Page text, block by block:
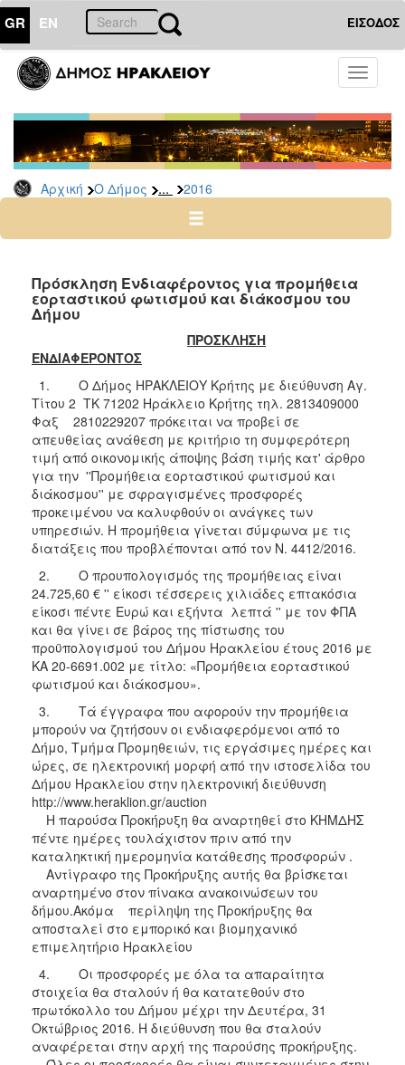
GR EN ΕΙΣΟΔΟΣ
Toggle
Αρχική Ο Δήμος ... 2016
ΔΗΜΟΣ
Διακηρύξεις
Δημοπρασίες
Αρχείο
2025
2023
2022
2019
2018
2017
2016
2015
2013
ΤΟΠΟΣ
ΠΟΛΙΤΙΣΜΟΣ
ΑΝΘΕΚΤΙΚΗ
ΠΟΛΗ
Πρόσκληση Ενδιαφέροντος για προμήθεια
εορταστικού φωτισμού και διάκοσμου του
Δήμου
ΠΡΟΣΚΛΗΣΗ
ΕΝΔΙΑΦΕΡΟΝΤΟΣ
1. Ο Δήμος ΗΡΑΚΛΕΙΟΥ Κρήτης με διεύθυνση Αγ.
Τίτου 2 ΤΚ 71202 Ηράκλειο Κρήτης τηλ. 2813409000
Φαξ 2810229207 πρόκειται να προβεί σε
απευθείας ανάθεση με κριτήριο τη συμφερότερη
τιμή από οικονομικής άποψης βάση τιμής κατ' άρθρο
για την ''Προμήθεια εορταστικού φωτισμού και
διάκοσμου'' με σφραγισμένες προσφορές
προκειμένου να καλυφθούν οι ανάγκες των
υπηρεσιών. Η προμήθεια γίνεται σύμφωνα με τις
διατάξεις που προβλέπονται από τον Ν. 4412/2016.
2. Ο προυπολογισμός της προμήθειας είναι
24.725,60 € '' είκοσι τέσσερεις χιλιάδες επτακόσια
είκοσι πέντε Ευρώ και εξήντα λεπτά '' με τον ΦΠΑ
και θα γίνει σε βάρος της πίστωσης του
προϋπολογισμού του Δήμου Ηρακλείου έτους 2016 με
ΚΑ 20-6691.002 με τίτλο: «Προμήθεια εορταστικού
φωτισμού και διάκοσμου».
3. Τά έγγραφα που αφορούν την προμήθεια
μπορούν να ζητήσουν οι ενδιαφερόμενοι από το
Δήμο, Τμήμα Προμηθειών, τις εργάσιμες ημέρες και
ώρες, σε ηλεκτρονική μορφή από την ιστοσελίδα του
Δήμου Ηρακλείου στην ηλεκτρονική διεύθυνση
http://www.heraklion.gr/auction
Η παρούσα Προκήρυξη θα αναρτηθεί στο ΚΗΜΔΗΣ
πέντε ημέρες τουλάχιστον πριν από την
καταληκτική ημερομηνία κατάθεσης προσφορών .
Αντίγραφο της Προκήρυξης αυτής θα βρίσκεται
αναρτημένο στον πίνακα ανακοινώσεων του
δήμου.Ακόμα περίληψη της Προκήρυξης θα
αποσταλεί στο εμπορικό και βιομηχανικό
επιμελητήριο Ηρακλείου
4. Οι προσφορές με όλα τα απαραίτητα
στοιχεία θα σταλούν ή θα κατατεθούν στο
πρωτόκολλο του Δήμου μέχρι την Δευτέρα, 31
Οκτώβριος 2016. Η διεύθυνση που θα σταλούν
αναφέρεται στην αρχή της παρούσης προκήρυξης.